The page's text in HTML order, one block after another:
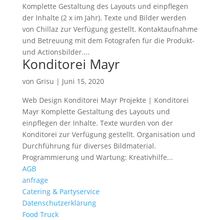
Komplette Gestaltung des Layouts und einpflegen
der Inhalte (2 x im Jahr). Texte und Bilder werden
von Chillaz zur Verfügung gestellt. Kontaktaufnahme
und Betreuung mit dem Fotografen für die Produkt-
und Actionsbilder....
Konditorei Mayr
von Grisu | Juni 15, 2020
Web Design Konditorei Mayr Projekte | Konditorei
Mayr Komplette Gestaltung des Layouts und
einpflegen der Inhalte. Texte wurden von der
Konditorei zur Verfügung gestellt. Organisation und
Durchführung für diverses Bildmaterial.
Programmierung und Wartung: Kreativhilfe...
AGB
anfrage
Catering & Partyservice
Datenschutzerklärung
Food Truck